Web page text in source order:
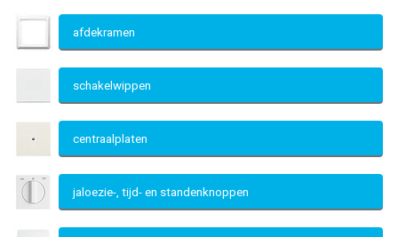
afdekramen
schakelwippen
centraalplaten
jaloezie-, tijd- en standenknoppen